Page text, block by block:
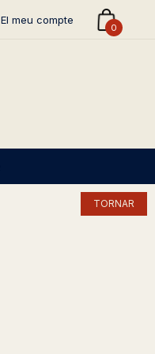
El meu compte
0
TORNAR